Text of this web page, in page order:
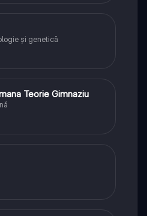
și genetică
Teorie Gimnaziu